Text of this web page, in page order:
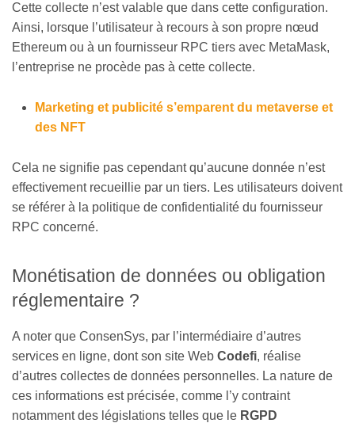
Cette collecte n’est valable que dans cette configuration.
Ainsi, lorsque l’utilisateur à recours à son propre nœud
Ethereum ou à un fournisseur RPC tiers avec MetaMask,
l’entreprise ne procède pas à cette collecte.
Marketing et publicité s’emparent du metaverse et
des NFT
Cela ne signifie pas cependant qu’aucune donnée n’est
effectivement recueillie par un tiers. Les utilisateurs doivent
se référer à la politique de confidentialité du fournisseur
RPC concerné.
Monétisation de données ou obligation
réglementaire ?
A noter que ConsenSys, par l’intermédiaire d’autres
services en ligne, dont son site Web Codefi, réalise
d’autres collectes de données personnelles. La nature de
ces informations est précisée, comme l’y contraint
notamment des législations telles que le RGPD